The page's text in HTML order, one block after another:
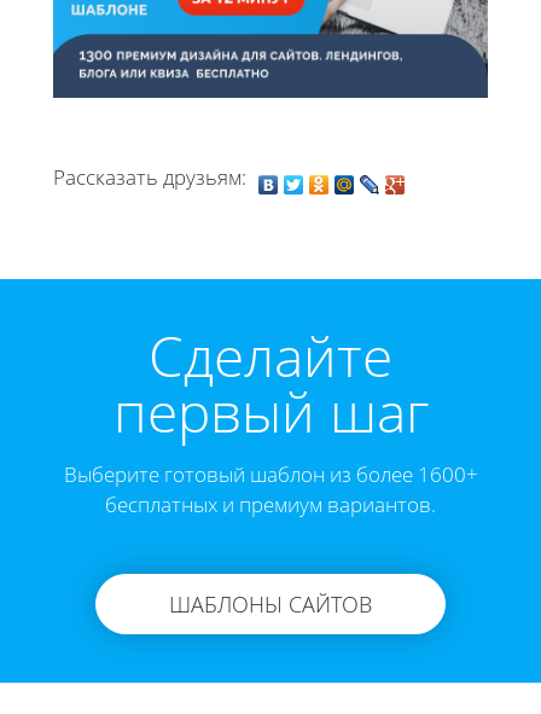
Рассказать друзьям:
Cделайте
первый шаг
Выберите готовый шаблон из более 1600+
бесплатных и премиум вариантов.
ШАБЛОНЫ САЙТОВ